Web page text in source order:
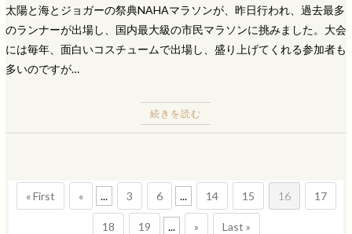
太陽と海とジョガーの祭典NAHAマラソンが、昨日行われ、過去最多
のランナーが出場し、国内最大級の市民マラソンに挑みました。大会
には毎年、面白いコスチュームで出場し、盛り上げてくれる参加者も
多いのですが…
続きを読む
« First « ... 3 6 ... 14 15 16 17
18 19 ... » Last »